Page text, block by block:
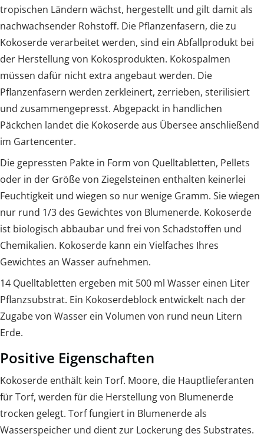
tropischen Ländern wächst, hergestellt und gilt damit als
nachwachsender Rohstoff. Die Pflanzenfasern, die zu
Kokoserde verarbeitet werden, sind ein Abfallprodukt bei
der Herstellung von Kokosprodukten. Kokospalmen
müssen dafür nicht extra angebaut werden. Die
Pflanzenfasern werden zerkleinert, zerrieben, sterilisiert
und zusammengepresst. Abgepackt in handlichen
Päckchen landet die Kokoserde aus Übersee anschließend
im Gartencenter.
Die gepressten Pakte in Form von Quelltabletten, Pellets
oder in der Größe von Ziegelsteinen enthalten keinerlei
Feuchtigkeit und wiegen so nur wenige Gramm. Sie wiegen
nur rund 1/3 des Gewichtes von Blumenerde. Kokoserde
ist biologisch abbaubar und frei von Schadstoffen und
Chemikalien. Kokoserde kann ein Vielfaches Ihres
Gewichtes an Wasser aufnehmen.
14 Quelltabletten ergeben mit 500 ml Wasser einen Liter
Pflanzsubstrat. Ein Kokoserdeblock entwickelt nach der
Zugabe von Wasser ein Volumen von rund neun Litern
Erde.
Positive Eigenschaften
Kokoserde enthält kein Torf. Moore, die Hauptlieferanten
für Torf, werden für die Herstellung von Blumenerde
trocken gelegt. Torf fungiert in Blumenerde als
Wasserspeicher und dient zur Lockerung des Substrates.